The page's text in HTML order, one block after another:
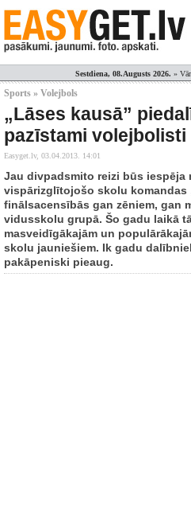
Sestdiena, 08.Augusts 2026. »
Sports » Volejbols
„Lāses kausā”
pazīstami volejbolisti
Easyget.lv, 03.04.2013. 14:01
Jau divpadsmito reizi būs iespēja
vispārizglītojošo skolu komandas
finālsacensībās gan zēniem, gan
vidusskolu grupā. Šo gadu laikā
masveidīgākajām un
skolu jauniešiem. Ik gadu
pakāpeniski pieaug.